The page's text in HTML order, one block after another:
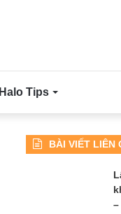
Halo Tips
BÀI VIẾT LIÊN
–